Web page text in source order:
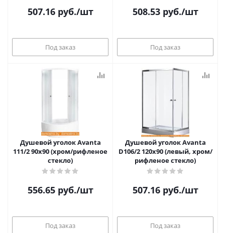
507.16руб./шт
Под заказ
508.53руб./шт
Под заказ
Душевой уголок Avanta
111/2 90x90 (хром/рифленое
стекло)
556.65руб./шт
Под заказ
Душевой уголок Avanta
D106/2 120x90 (левый, хром/
рифленое стекло)
507.16руб./шт
Под заказ